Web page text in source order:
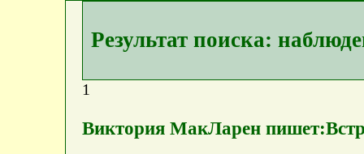
Результат поиска:
1
Виктория МакЛарен